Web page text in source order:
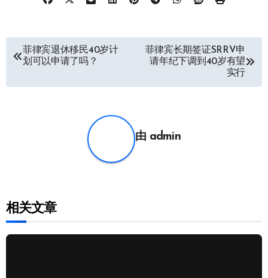
导
菲律宾退休移民40岁计
划可以申请了吗？
菲律宾长期签证SRRV申
请年纪下调到40岁有望
实行
由 admin
相关文章